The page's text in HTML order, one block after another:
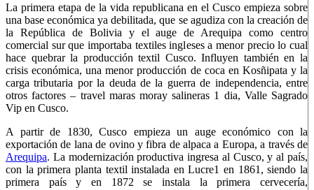
La primera etapa de la vida republicana en el Cusco empieza sobre
una base económica ya debilitada, que se agudiza con la creación de
la República de Bolivia y el auge de Arequipa como centro
comercial sur que importaba textiles ingleses a menor precio lo cual
hace quebrar la producción textil Cusco. Influyen también en la
crisis económica, una menor producción de coca en Kosñipata y la
carga tributaria por la deuda de la guerra de independencia, entre
otros factores – travel maras moray salineras 1 dia, Valle Sagrado
Vip en Cusco.
A partir de 1830, Cusco empieza un auge económico con la
exportación de lana de ovino y fibra de alpaca a Europa, a través de
Arequipa. La modernización productiva ingresa al Cusco, y al país,
con la primera planta textil instalada en Lucre1 en 1861, siendo la
primera país y en 1872 se instala la primera cervecería,